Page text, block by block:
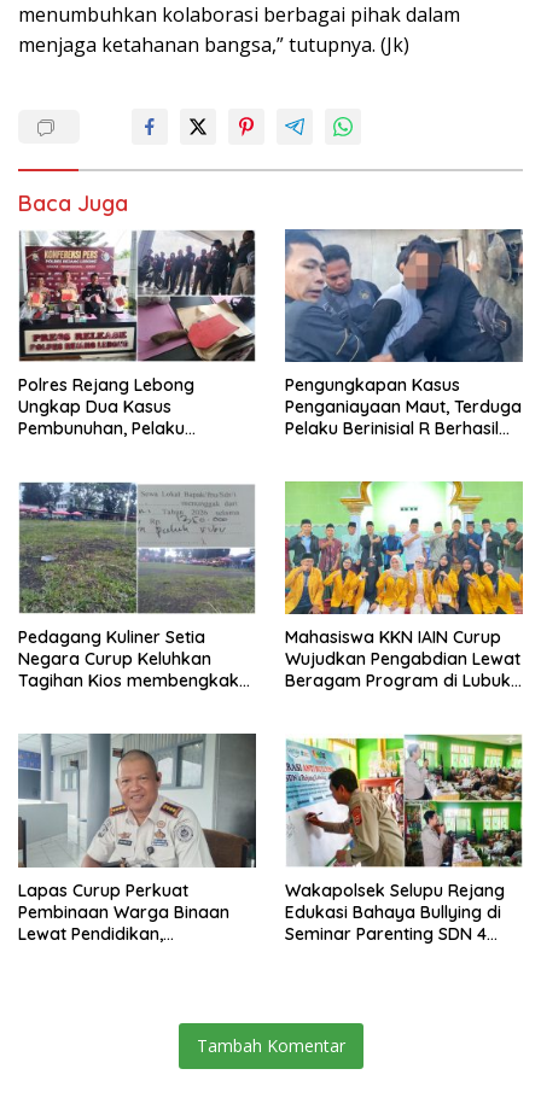
menumbuhkan kolaborasi berbagai pihak dalam
menjaga ketahanan bangsa,” tutupnya. (Jk)
Baca Juga
Polres Rejang Lebong
Ungkap Dua Kasus
Pembunuhan, Pelaku
Pengungkapan Kasus
Penganiayaan Maut, Terduga
Pelaku Berinisial R Berhasil
Pedagang Kuliner Setia
Negara Curup Keluhkan
Tagihan Kios membengkak
Mahasiswa KKN IAIN Curup
Wujudkan Pengabdian Lewat
Beragam Program di Lubuk
Lapas Curup Perkuat
Pembinaan Warga Binaan
Lewat Pendidikan,
Wakapolsek Selupu Rejang
Edukasi Bahaya Bullying di
Seminar Parenting SDN 4
Tambah Komentar